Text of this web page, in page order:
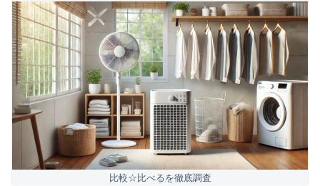
比較☆比べるを徹底調査